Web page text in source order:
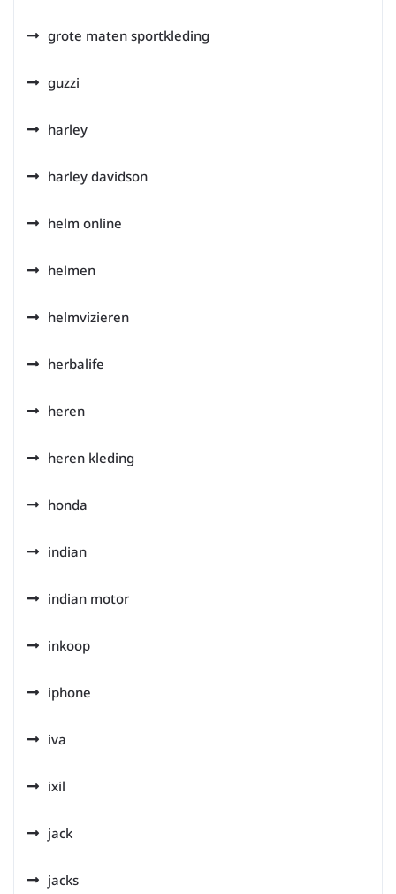
grote maten sportkleding
guzzi
harley
harley davidson
helm online
helmen
helmvizieren
herbalife
heren
heren kleding
honda
indian
indian motor
inkoop
iphone
iva
ixil
jack
jacks